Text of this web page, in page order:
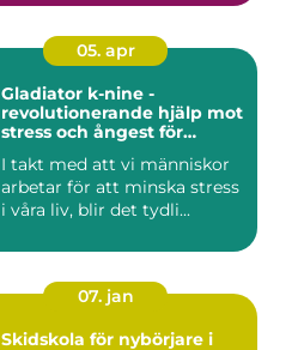
05. apr
Gladiator k-nine -
revolutionerande hjälp mot
stress och ångest för
I takt med att vi människor
arbetar för att minska stress
i våra liv, blir det tydli...
07. jan
Skidskola för nybörjare i